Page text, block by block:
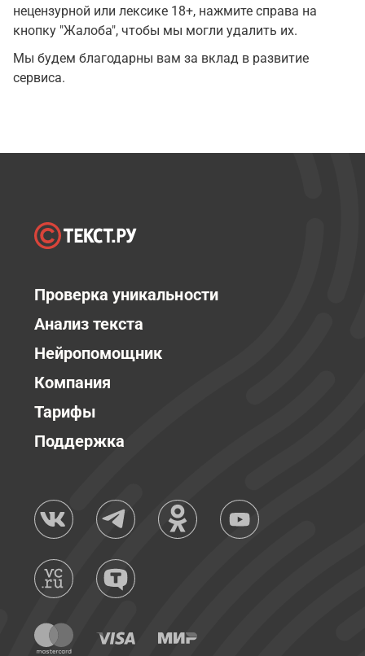
нецензурной или лексике 18+, нажмите справа на
кнопку "Жалоба", чтобы мы могли удалить их.
Мы будем благодарны вам за вклад в развитие
сервиса.
Проверка уникальности
Анализ текста
Нейропомощник
Компания
Тарифы
Поддержка